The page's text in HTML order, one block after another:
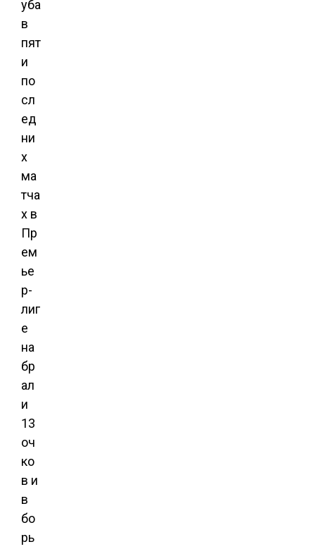
уба
в
пят
и
по
сл
ед
ни
х
ма
тча
х в
Пр
ем
ье
р-
лиг
е
на
бр
ал
и
13
оч
ко
в и
в
бо
рь